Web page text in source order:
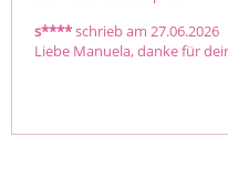
s****schrieb am 27.06.2026
Liebe Manuela, danke für